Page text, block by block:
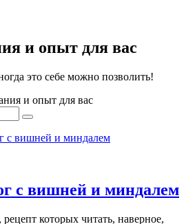
и опыт для вас
это себе можно позволить!
и опыт для вас
с вишней и миндалем
которых читать, наверное,